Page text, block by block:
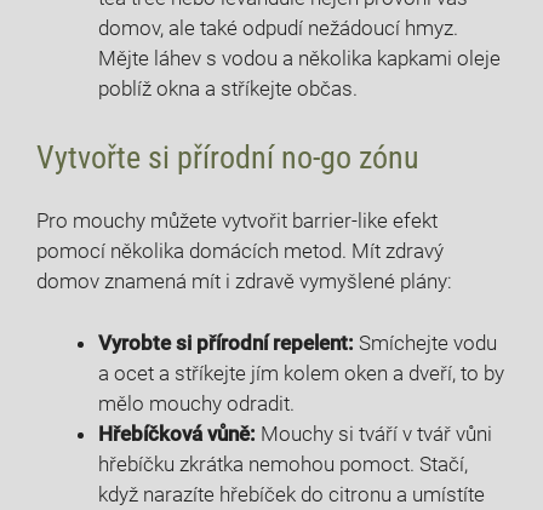
domov, ale také odpudí nežádoucí hmyz.
Mějte láhev s vodou a několika kapkami oleje
poblíž okna a stříkejte občas.
Vytvořte si přírodní no-go zónu
Pro mouchy můžete vytvořit barrier-like efekt
pomocí několika domácích metod. Mít zdravý
domov znamená mít i zdravě vymyšlené plány:
Vyrobte si přírodní repelent: Smíchejte vodu
a ocet a stříkejte jím kolem oken a dveří, to by
mělo mouchy odradit.
Hřebíčková vůně: Mouchy si tváří v tvář vůni
hřebíčku zkrátka nemohou pomoct. Stačí,
když narazíte hřebíček do citronu a umístíte